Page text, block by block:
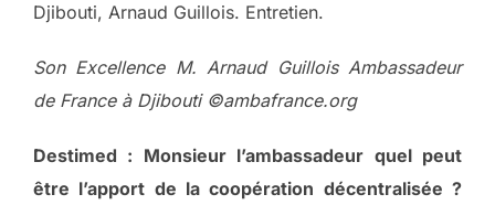
Djibouti, Arnaud Guillois. Entretien.
Son Excellence M. Arnaud Guillois Ambassadeur
de France à Djibouti ©ambafrance.org
Destimed : Monsieur l’ambassadeur quel peut
être l’apport de la coopération décentralisée ?